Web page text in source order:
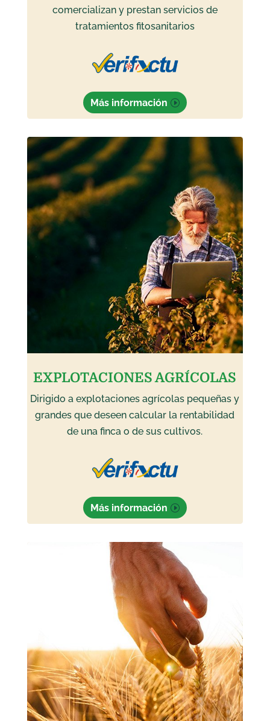
comercializan y prestan servicios de
tratamientos fitosanitarios
Más información
EXPLOTACIONES AGRÍCOLAS
Dirigido a explotaciones agrícolas pequeñas y
grandes que deseen calcular la rentabilidad
de una finca o de sus cultivos.
Más información